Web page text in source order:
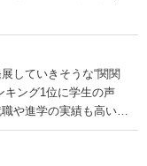
していきそうな“関関
ング1位に学生の声
や進学の実績も高い」